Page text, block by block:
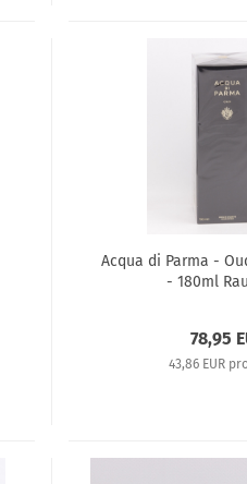
Acqua di Parma -
- 180ml
78,95
43,86 EUR